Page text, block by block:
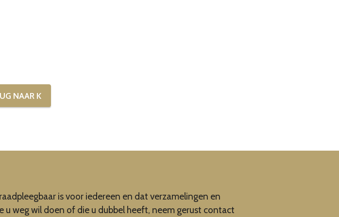
NAAR K
is voor iedereen en dat verzamelingen en
weg wil doen of die u dubbel heeft, neem gerust contact